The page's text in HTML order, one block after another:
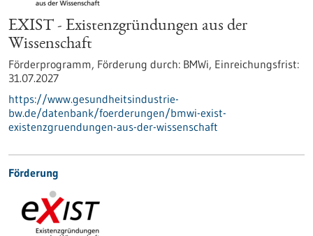
EXIST - Existenzgründungen aus der
Wissenschaft
Förderprogramm, Förderung durch: BMWi, Einreichungsfrist:
31.07.2027
https://www.gesundheitsindustrie-
bw.de/datenbank/foerderungen/bmwi-exist-
existenzgruendungen-aus-der-wissenschaft
Förderung